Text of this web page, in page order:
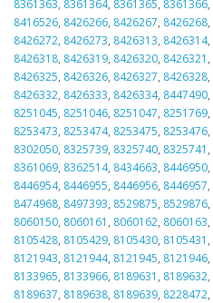
8361363, 8361364, 8361365, 8361366,
8416526, 8426266, 8426267, 8426268,
8426272, 8426273, 8426313, 8426314,
8426318, 8426319, 8426320, 8426321 ,
8426325, 8426326, 8426327, 8426328,
8426332, 8426333, 8426334, 8447490,
8251045, 8251046, 8251047, 8251769,
8253473, 8253474, 8253475, 8253476,
8302050, 8325739, 8325740, 8325741 ,
8361069, 8362514, 8434663, 8446950,
8446954, 8446955, 8446956, 8446957,
8474968, 8497393, 8529875, 8529876,
8060150, 8060161 , 8060162, 8060163,
8105428, 8105429, 8105430, 8105431 ,
8121943, 8121944, 8121945, 8121946,
8133965, 8133966, 8189631 , 8189632,
8189637, 8189638, 8189639, 8228472,